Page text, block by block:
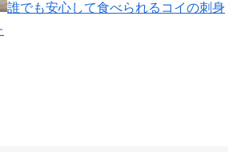
誰でも安心して食べられるコイの刺身